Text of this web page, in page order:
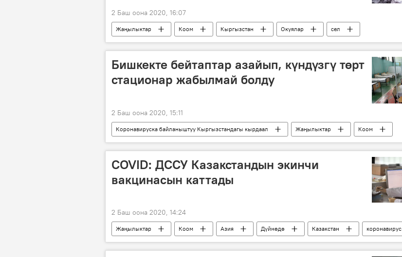
2 Баш оона 2020, 16:07
Жаңылыктар Коом Кыргызстан Окуялар
сел
Жети-Өгүз району
жайлоо тазалоо
Бишкекте бейтаптар азайып, күндүзгү төрт
стационар жабылмай болду
2 Баш оона 2020, 15:11
Коронавируска байланыштуу Кыргызстандагы кырдаал Жаңылыктар
Коом
Кыргызстан
Бишкек Бишкек мэриясы стационар
жабуу
COVID: ДССУ Казакстандын экинчи
вакцинасын каттады
2 Баш оона 2020, 14:24
Жаңылыктар Коом Азия Дүйнөдө Казакстан
коронавирус
вакцина
Дүйнөгө жайылган коронавирус